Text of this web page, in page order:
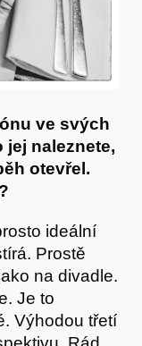
ve svých
jej naleznete,
otevřel.
ideální
Prostě
na divadle.
Je to
Výhodou třetí